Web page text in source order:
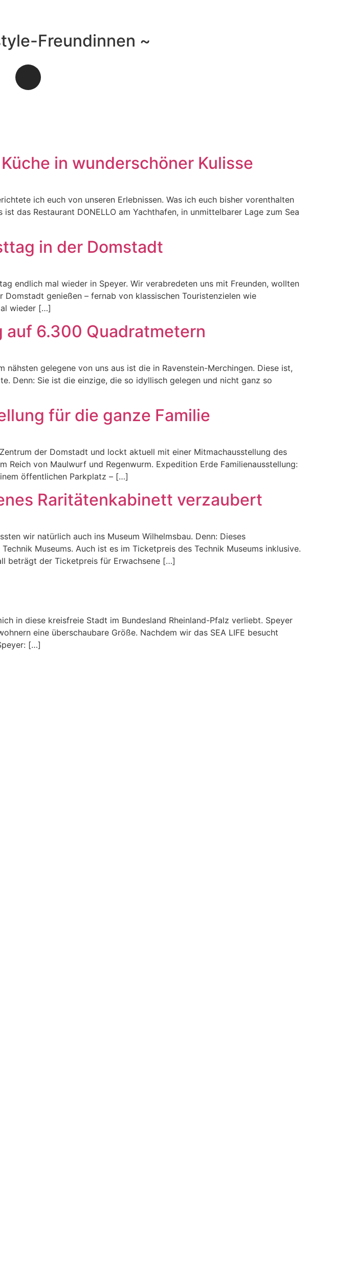
Freundinnen ~
in wunderschöner Kulisse
ich euch von unseren Erlebnissen. Was ich euch bisher vorenthalten
das Restaurant DONELLO am Yachthafen, in unmittelbarer Lage zum Sea
in der Domstadt
endlich mal wieder in Speyer. Wir verabredeten uns mit Freunden, wollten
genießen – fernab von klassischen Touristenzielen wie
wieder […]
auf 6.300 Quadratmetern
gelegene von uns aus ist die in Ravenstein-Merchingen. Diese ist,
Denn: Sie ist die einzige, die so idyllisch gelegen und nicht ganz so
für die ganze Familie
der Domstadt und lockt aktuell mit einer Mitmachausstellung des
Reich von Maulwurf und Regenwurm. Expedition Erde Familienausstellung:
öffentlichen Parkplatz – […]
Raritätenkabinett verzaubert
wir natürlich auch ins Museum Wilhelmsbau. Denn: Dieses
Museums. Auch ist es im Ticketpreis des Technik Museums inklusive.
beträgt der Ticketpreis für Erwachsene […]
in diese kreisfreie Stadt im Bundesland Rheinland-Pfalz verliebt. Speyer
eine überschaubare Größe. Nachdem wir das SEA LIFE besucht
[…]